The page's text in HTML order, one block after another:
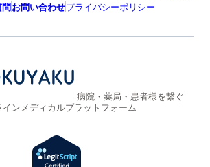
問お問い合わせプライバシーポリシー
病院・薬局・患者様を繋ぐ
インメディカルプラットフォーム